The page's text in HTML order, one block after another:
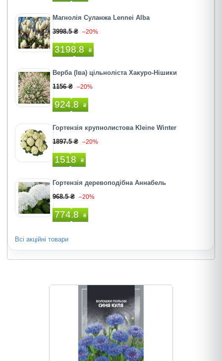
Магнолія Суланжа Lennei Alba
3998.5 ₴ –20%
3198.8 ₴
Верба (Іва) цільноліста Хакуро-Нішики
1156 ₴ –20%
924.8 ₴
Гортензія крупнолистова Kleine Winter
1897.5 ₴ –20%
1518 ₴
Гортензія деревоподібна Аннабель
968.5 ₴ –20%
774.8 ₴
Всі акційні товари